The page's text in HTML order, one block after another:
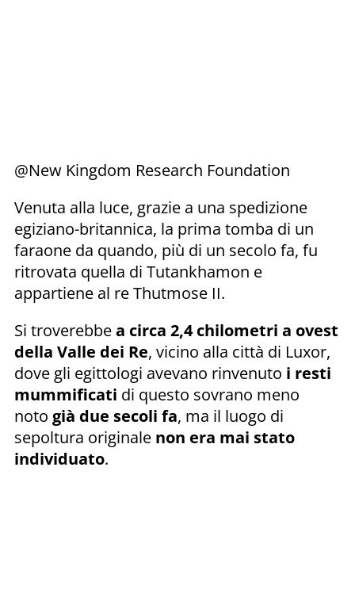
@New Kingdom Research Foundation
Venuta alla luce, grazie a una spedizione
egiziano-britannica, la prima tomba di un
faraone da quando, più di un secolo fa, fu
ritrovata quella di Tutankhamon e
appartiene al re Thutmose II.
Si troverebbea circa 2,4 chilometri a ovest
della Valle dei Re, vicino alla città di Luxor,
dove gli egittologi avevano rinvenuto i resti
mummificati di questo sovrano meno
noto già due secoli fa, ma il luogo di
sepoltura originale non era mai stato
individuato.